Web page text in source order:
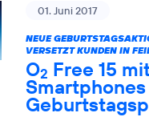
01. Juni 2017
NEUE
VERSETZT KUNDEN IN
O2 Free 15
Smartphones